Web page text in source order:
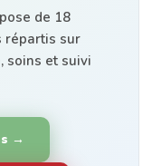
de 18
répartis sur
soins et suivi
→